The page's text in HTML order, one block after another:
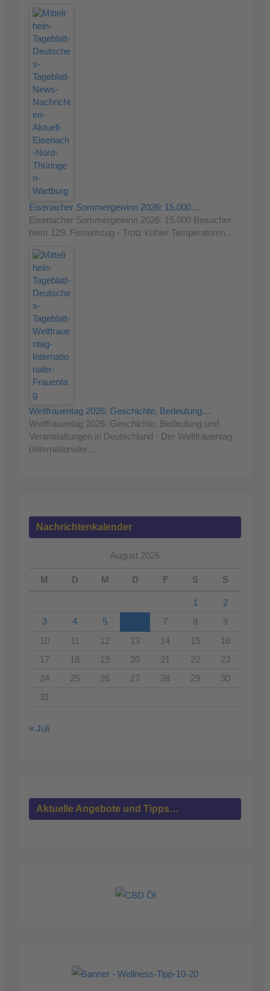
Eisenacher Sommergewinn 2026: 15.000…
Eisenacher Sommergewinn 2026: 15.000 Besucher
beim 129. Festumzug - Trotz kühler Temperaturen…
Weltfrauentag 2026: Geschichte, Bedeutung…
Weltfrauentag 2026: Geschichte, Bedeutung und
Veranstaltungen in Deutschland - Der Weltfrauentag
(Internationaler…
Nachrichtenkalender
August 2026
M D M D F S S
1
2
3
4 5 7 8
9
10
11 12 13 14 15
16
17
18 19 20 21 22
23
24
25 26 27 28 29
30
31
« Juli
Aktuelle Angebote und Tipps…